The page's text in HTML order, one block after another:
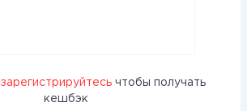
зарегистрируйтесь чтобы получать
кешбэк